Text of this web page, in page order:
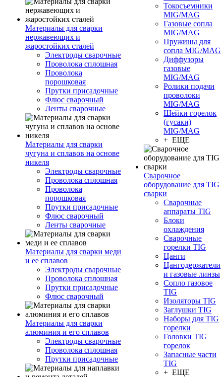
Материалы для сварки
нержавеющих и
жаростойких сталей
Электроды сварочные
Проволока сплошная
Проволока
порошковая
Прутки присадочные
Флюс сварочный
Ленты сварочные
Материалы для сварки
чугуна и сплавов на основе
никеля
Электроды сварочные
Проволока сплошная
Проволока
порошковая
Прутки присадочные
Флюс сварочный
Ленты сварочные
Материалы для сварки меди
и ее сплавов
Электроды сварочные
Проволока сплошная
Прутки присадочные
Флюс сварочный
Материалы для сварки
алюминия и его сплавов
Электроды сварочные
Проволока сплошная
Прутки присадочные
Токосъемники
MIG/MAG
Газовые сопла
MIG/MAG
Пружины для
сопла MIG/MAG
Диффузоры
газовые
MIG/MAG
Ролики подачи
проволоки
MIG/MAG
Шейки горелок
(гусаки)
MIG/MAG
+ ЕЩЕ
Сварочное
оборудование для TIG
сварки
Сварочные
аппараты TIG
Блоки
охлаждения
Сварочные
горелки TIG
Цанги
Цангодержатели
и газовые линзы
Сопло газовое
TIG
Изоляторы TIG
Заглушки TIG
Наборы для TIG
горелки
Головки TIG
горелок
Запасные части
TIG
+ ЕЩЕ